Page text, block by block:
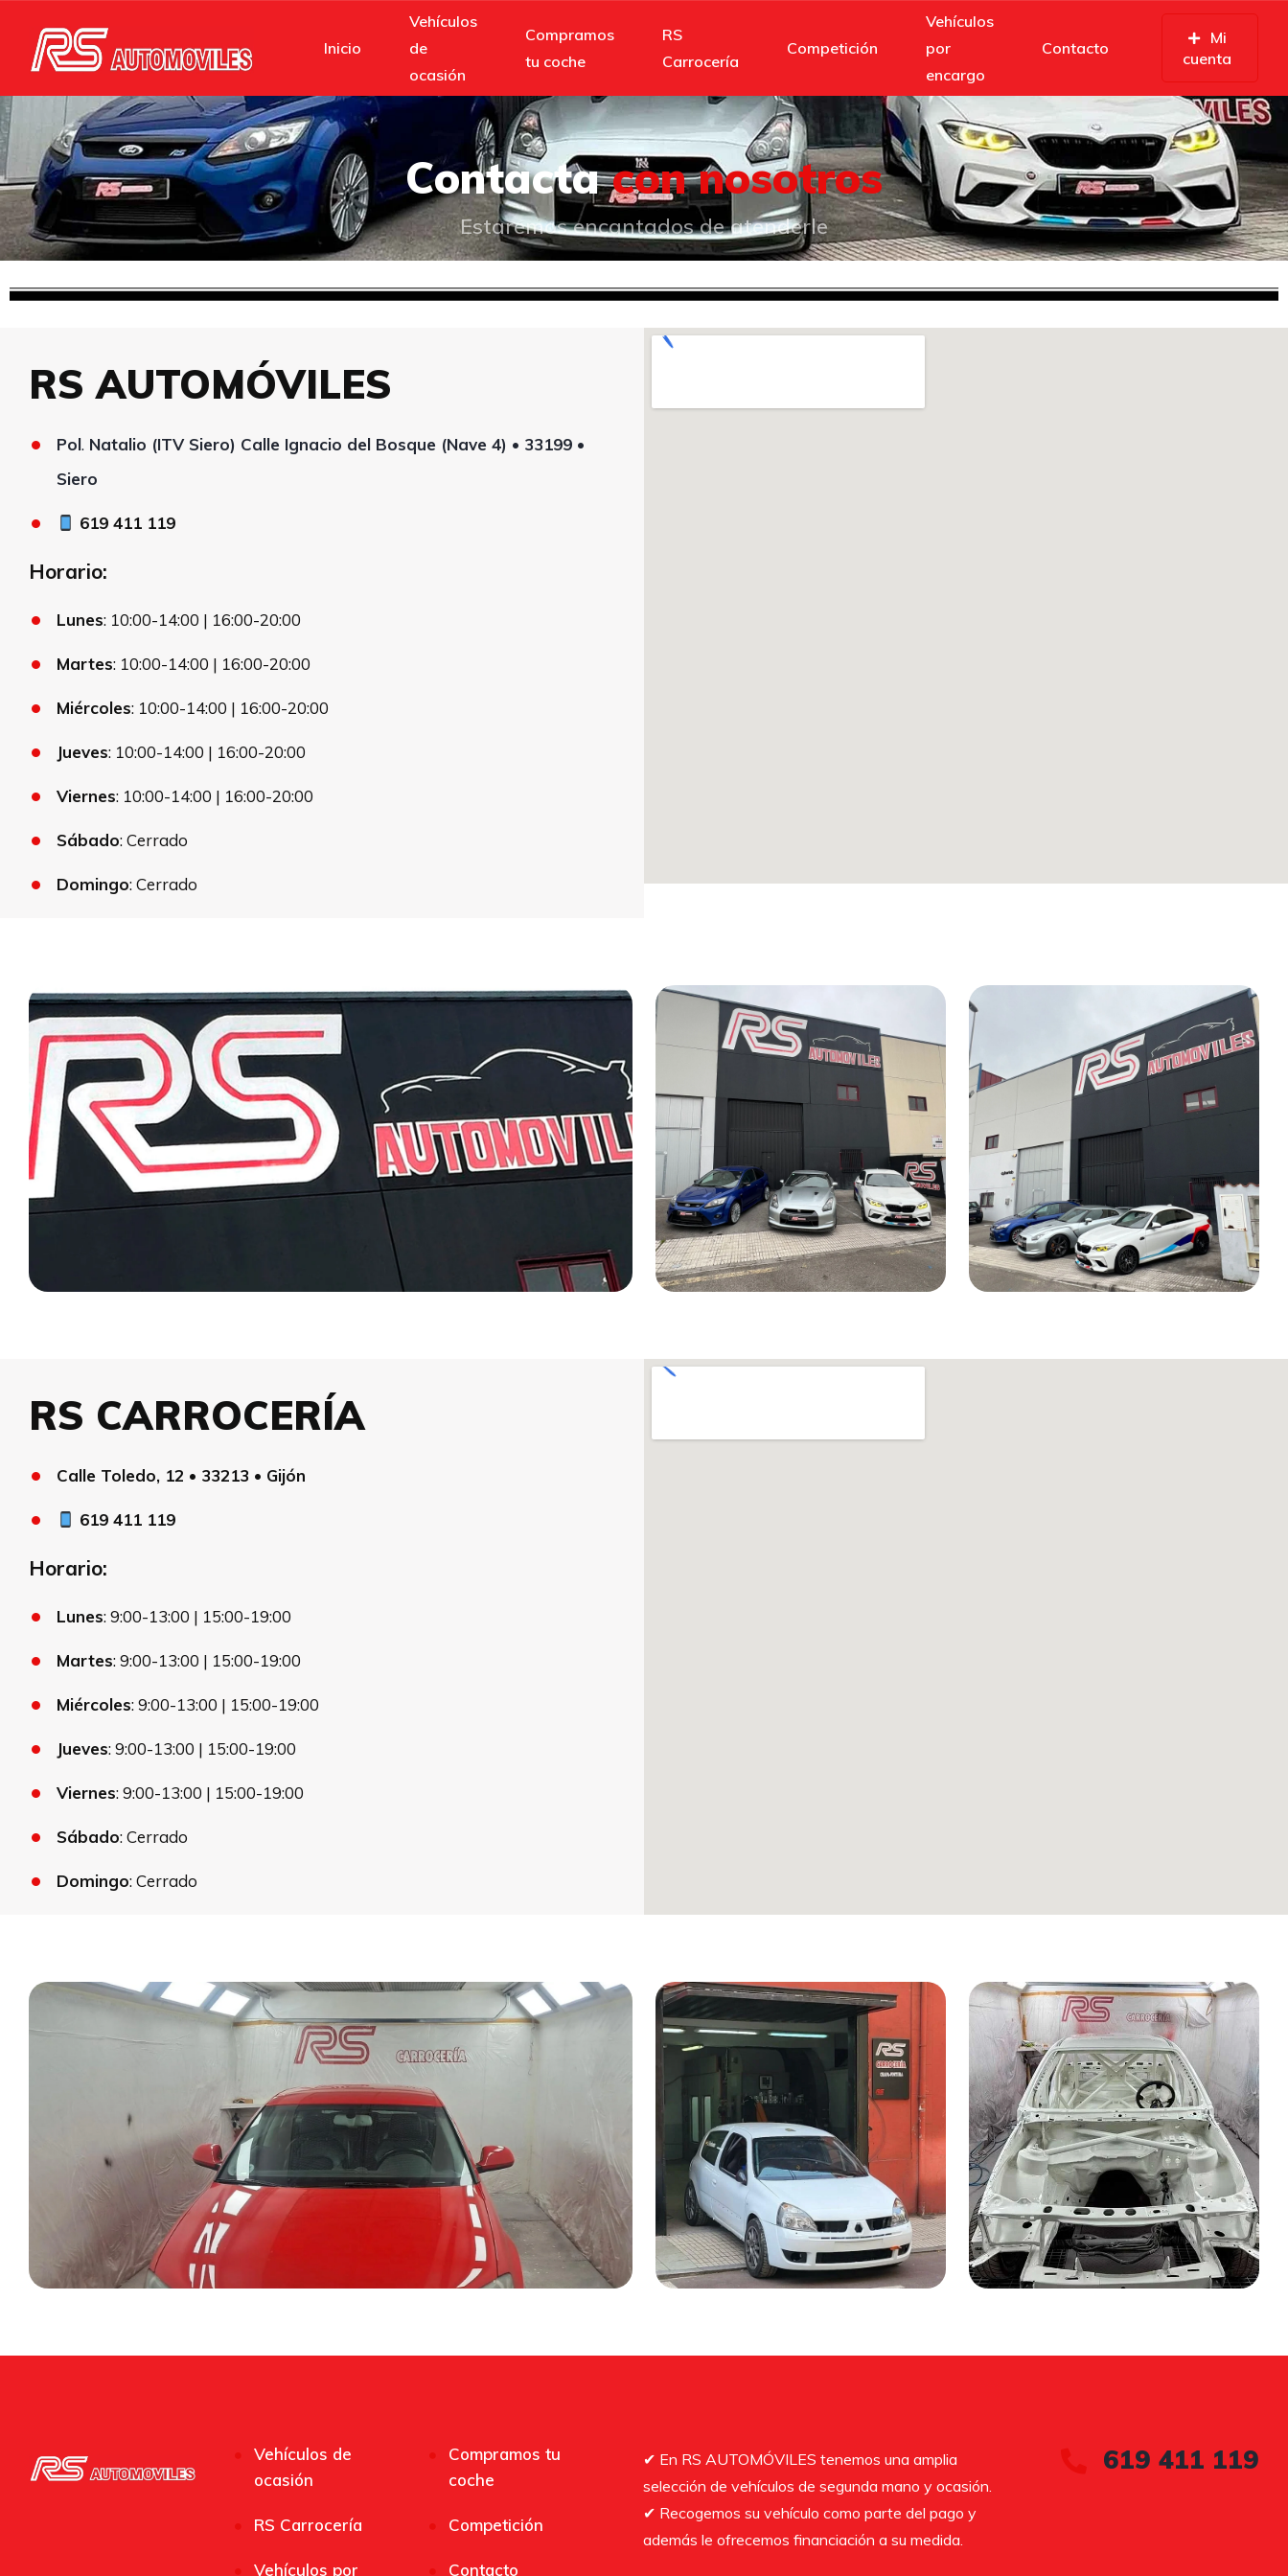
Inicio
Vehículos
de
ocasión
Compramos
tu coche
RS
Carrocería
Competición
Vehículos
por
encargo
Contacto
Mi
cuenta
Contactacon nosotros
Estaremos encantados de atenderle
RS AUTOMÓVILES
Pol. Natalio (ITV Siero) Calle Ignacio del Bosque (Nave 4) • 33199 •
Siero
619 411 119
Horario:
Lunes: 10:00-14:00 | 16:00-20:00
Martes: 10:00-14:00 | 16:00-20:00
Miércoles: 10:00-14:00 | 16:00-20:00
Jueves: 10:00-14:00 | 16:00-20:00
Viernes: 10:00-14:00 | 16:00-20:00
Sábado: Cerrado
Domingo: Cerrado
RS CARROCERÍA
Calle Toledo, 12 • 33213 • Gijón
619 411 119
Horario:
Lunes: 9:00-13:00 | 15:00-19:00
Martes: 9:00-13:00 | 15:00-19:00
Miércoles: 9:00-13:00 | 15:00-19:00
Jueves: 9:00-13:00 | 15:00-19:00
Viernes: 9:00-13:00 | 15:00-19:00
Sábado: Cerrado
Domingo: Cerrado
Vehículos de
ocasión
Compramos tu
coche
RS Carrocería Competición
Vehículos por Contacto
✔︎ En RS AUTOMÓVILES tenemos una amplia
selección de vehículos de segunda mano y ocasión.
✔︎ Recogemos su vehículo como parte del pago y
además le ofrecemos financiación a su medida.
619 411 119